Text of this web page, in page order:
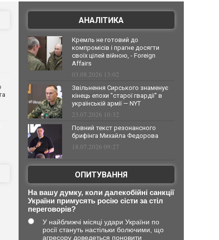
АНАЛІТИКА
Кремль не готовий до
компромісів і прагне досягти
своїх цілей війною, - Foreign
Affairs
03.08.2026 13:02
Звільнення Сирського знаменує
кінець епохи "старої гвардії" в
українській армії — NYT
23.07.2026 10:32
Повний текст резонансного
брифінга Михайла Федорова
18.07.2026 09:27
ОПИТУВАННЯ
На вашу думку, коли далекобійні санкції
України примусять росію сісти за стіл
переговорів?
У найближчі місяці удари України по
росії стануть настільки болючими, що
агресору доведеться поновити